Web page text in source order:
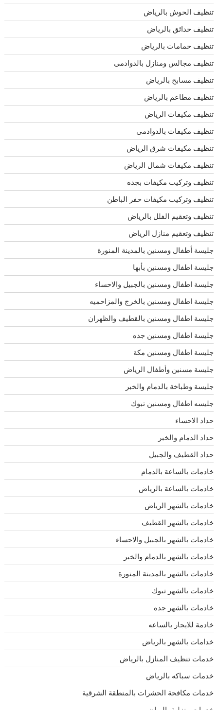
تنظيف الحوش بالرياض
تنظيف حدائق بالرياض
تنظيف حمامات بالرياض
تنظيف مجالس ومنازل بالدوادمى
تنظيف مسابح بالرياض
تنظيف مطاعم بالرياض
تنظيف مكيفات الرياض
تنظيف مكيفات بالدوادمى
تنظيف مكيفات شرق الرياض
تنظيف مكيفات شمال الرياض
تنظيف وتركيب مكيفات بجده
تنظيف وتركيب مكيفات حفر الباطن
تنظيف وتعقيم الفلل بالرياض
تنظيف وتعقيم منازل الرياض
جليسة أطفال ومسنين بالمدينة المنورة
جليسة اطفال ومسنين بأبها
جليسة اطفال ومسنين بالجبيل والاحساء
جليسة اطفال ومسنين بالخرج والمزاحميه
جليسة اطفال ومسنين بالقطيف والظهران
جليسة اطفال ومسنين جده
جليسة اطفال ومسنين مكة
جليسة مسنين وأطفال الرياض
جليسة وطباخة بالدمام والخبر
جليسه اطفال ومسنين تبوك
حداد الاحساء
حداد الدمام والخبر
حداد القطيف والجبيل
خادمات بالساعة بالدمام
خادمات بالساعة بالرياض
خادمات بالشهر الرياض
خادمات بالشهر القطيف
خادمات بالشهر بالجبيل والاحساء
خادمات بالشهر بالدمام والخبر
خادمات بالشهر بالمدينة المنورة
خادمات بالشهر تبوك
خادمات بالشهر جده
خادمة للايجار بالساعه
خدامات بالشهر بالرياض
خدمات تنظيف المنازل بالرياض
خدمات سباكه بالرياض
خدمات مكافحة الحشرات بالمنطقة الشرقية